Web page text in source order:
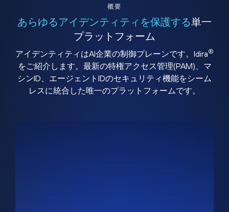
概要
あらゆるアイデンティティを保護する単一
プラットフォーム
アイデンティティはAI企業の制御プレーンです。Idira®
をご紹介します。最新の特権アクセス管理(PAM)、マ
シンID、エージェントIDのセキュリティ機能をシーム
レスに統合した唯一のプラットフォームです。